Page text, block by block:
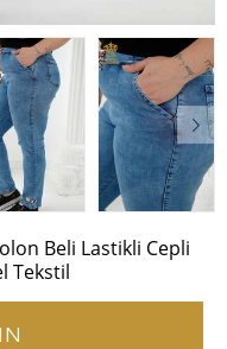
Beli Lastikli Cepli
Tekstil